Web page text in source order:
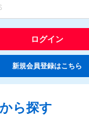
ロップ
シロップ いろいろ使
ング・製菓材料
ンデンスミルク あず
のサイドメニューに
トッピング テ
の副材料に
トッピング 製
クメニューに
ログイン
新規会員登録はこちら
ら探す